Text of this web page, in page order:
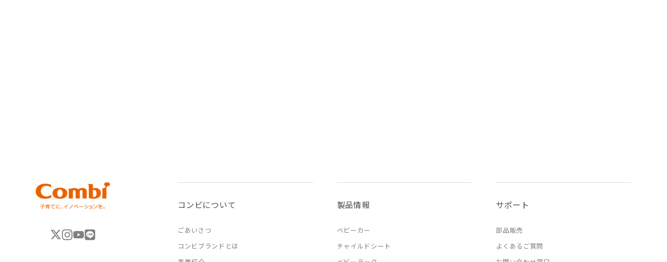
コンビについて
ごあいさつ
コンビブランドとは
製品情報
ベビーカー
チャイルドシート
サポート
部品販売
よくあるご質問